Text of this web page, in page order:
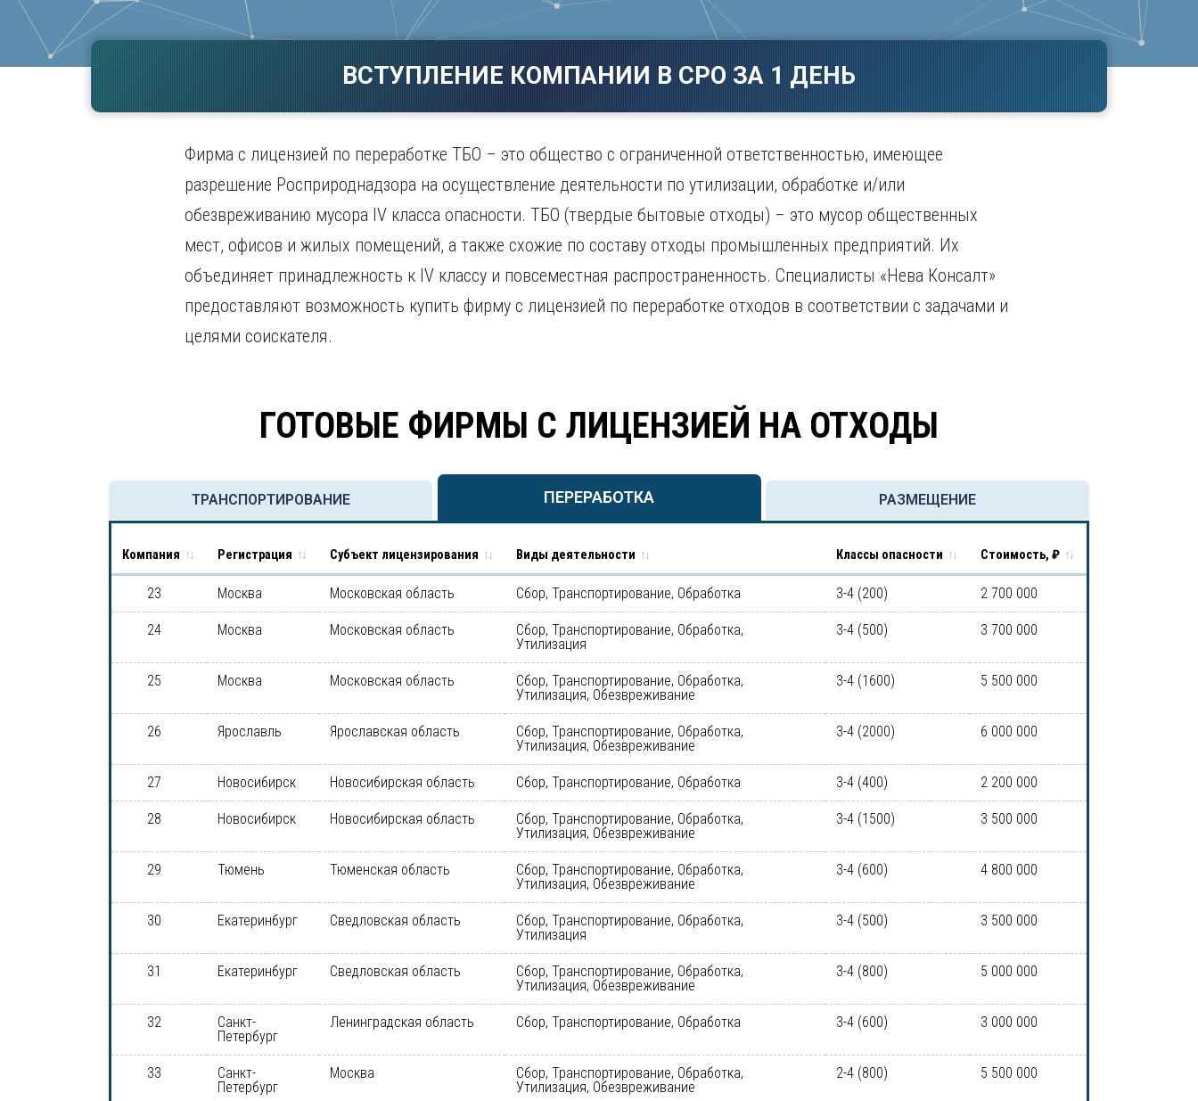
Волгоград
Воронеж
Е
Иваново
Ижевск
Мурманск
Н
Нижний Тагил
Новокузнецк
Новосибирск
Севастополь
Смоленск
Чебоксары
Челябинск
Череповец
Чита
ВСТУПЛЕНИЕ КОМПАНИИ В СРО ЗА 1 ДЕНЬ
Фирма с лицензией по переработке ТБО – это общество с ограниченной ответственностью, имеющее
разрешение Росприроднадзора на осуществление деятельности по утилизации, обработке и/или
обезвреживанию мусора IV класса опасности. ТБО (твердые бытовые отходы) – это мусор общественных
мест, офисов и жилых помещений, а также схожие по составу отходы промышленных предприятий. Их
объединяет принадлежность к IV классу и повсеместная распространенность. Специалисты «Нева Консалт»
предоставляют возможность купить фирму с лицензией по переработке отходов в соответствии с задачами и
целями соискателя.
ГОТОВЫЕ ФИРМЫ С ЛИЦЕНЗИЕЙ НА ОТХОДЫ
ТРАНСПОРТИРОВАНИЕ ПЕРЕРАБОТКА РАЗМЕЩЕНИЕ
Компания Регистрация Субъект лицензирования Виды деятельности Классы опасности Стоимость, ₽
23 Москва Московская область Сбор, Транспортирование, Обработка 3-4 (200) 2 700 000
24 Москва Московская область
Сбор, Транспортирование, Обработка,
Утилизация
3-4 (500) 3 700 000
25 Москва Московская область
Сбор, Транспортирование, Обработка,
Утилизация, Обезвреживание
3-4 (1600) 5 500 000
26 Ярославль Ярославская область
Сбор, Транспортирование, Обработка,
Утилизация, Обезвреживание
3-4 (2000) 6 000 000
27 Новосибирск Новосибирская область Сбор, Транспортирование, Обработка 3-4 (400) 2 200 000
28 Новосибирск Новосибирская область
Сбор, Транспортирование, Обработка,
Утилизация, Обезвреживание
3-4 (1500) 3 500 000
29 Тюмень Тюменская область
Сбор, Транспортирование, Обработка,
Утилизация, Обезвреживание
3-4 (600) 4 800 000
30 Екатеринбург Сведловская область
Сбор, Транспортирование, Обработка,
Утилизация
3-4 (500) 3 500 000
31 Екатеринбург Сведловская область
Сбор, Транспортирование, Обработка,
Утилизация, Обезвреживание
3-4 (800) 5 000 000
32
Санкт-
Петербург
Ленинградская область Сбор, Транспортирование, Обработка 3-4 (600) 3 000 000
33
Санкт-
Петербург
Москва
Сбор, Транспортирование, Обработка,
Утилизация, Обезвреживание
2-4 (800) 5 500 000